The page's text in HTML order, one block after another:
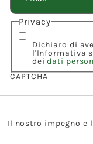
Privacy
Dichiaro di
l'Informativa
deidati
CAPTCHA
Il nostro impegno